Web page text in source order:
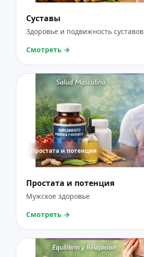
Суставы
Здоровье и подвижность суставов
Смотреть →
Простата и потенция
Простата и потенция
Мужское здоровье
Смотреть →